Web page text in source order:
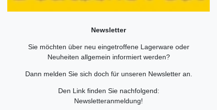
Newsletter
Sie möchten über neu eingetroffene Lagerware oder
Neuheiten allgemein informiert werden?
Dann melden Sie sich doch für unseren Newsletter an.
Den Link finden Sie nachfolgend:
Newsletteranmeldung!